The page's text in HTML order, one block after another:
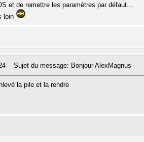
et de remettre les paramètres par défaut...
loin
Sujet du message: Bonjour AlexMagnus
la pile et la rendre